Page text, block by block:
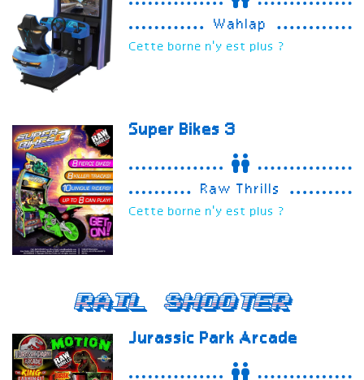
Wahlap
Cette borne n'y est plus ?
Super Bikes 3
Raw Thrills
Cette borne n'y est plus ?
Rail Shooter
Jurassic Park Arcade